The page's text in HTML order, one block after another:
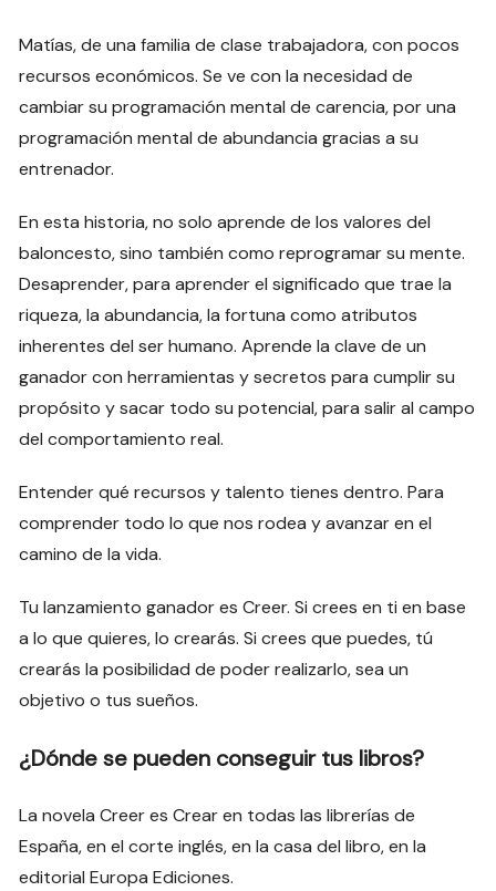
Matías, de una familia de clase trabajadora, con pocos
recursos económicos. Se ve con la necesidad de
cambiar su programación mental de carencia, por una
programación mental de abundancia gracias a su
entrenador.
En esta historia, no solo aprende de los valores del
baloncesto, sino también como reprogramar su mente.
Desaprender, para aprender el significado que trae la
riqueza, la abundancia, la fortuna como atributos
inherentes del ser humano. Aprende la clave de un
ganador con herramientas y secretos para cumplir su
propósito y sacar todo su potencial, para salir al campo
del comportamiento real.
Entender qué recursos y talento tienes dentro. Para
comprender todo lo que nos rodea y avanzar en el
camino de la vida.
Tu lanzamiento ganador es Creer. Si crees en ti en base
a lo que quieres, lo crearás. Si crees que puedes, tú
crearás la posibilidad de poder realizarlo, sea un
objetivo o tus sueños.
¿Dónde se pueden conseguir tus libros?
La novela Creer es Crear en todas las librerías de
España, en el corte inglés, en la casa del libro, en la
editorial Europa Ediciones.